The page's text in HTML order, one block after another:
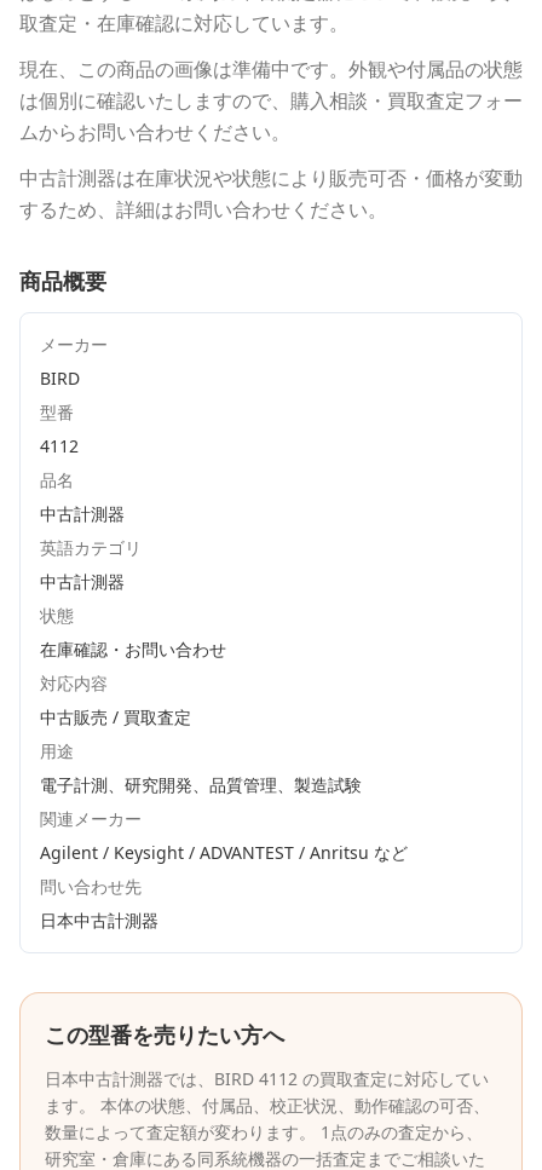
取査定・在庫確認に対応しています。
現在、この商品の画像は準備中です。外観や付属品の状態
は個別に確認いたしますので、購入相談・買取査定フォー
ムからお問い合わせください。
中古計測器は在庫状況や状態により販売可否・価格が変動
するため、詳細はお問い合わせください。
商品概要
メーカー
BIRD
型番
4112
品名
中古計測器
英語カテゴリ
中古計測器
状態
在庫確認・お問い合わせ
対応内容
中古販売 / 買取査定
用途
電子計測、研究開発、品質管理、製造試験
関連メーカー
Agilent / Keysight / ADVANTEST / Anritsu など
問い合わせ先
日本中古計測器
この型番を売りたい方へ
日本中古計測器では、 BIRD 4112 の買取査定に対応してい
ます。 本体の状態、付属品、校正状況、動作確認の可否、
数量によって査定額が変わります。 1点のみの査定から、
研究室・倉庫にある同系統機器の一括査定までご相談いた